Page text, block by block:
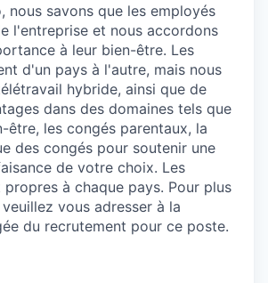
nous savons que les employés
l'entreprise et nous accordons
à leur bien-être. Les
d'un pays à l'autre, mais nous
hybride, ainsi que de
dans des domaines tels que
être, les congés parentaux, la
des congés pour soutenir une
de votre choix. Les
à chaque pays. Pour plus
vous adresser à la
du recrutement pour ce poste.